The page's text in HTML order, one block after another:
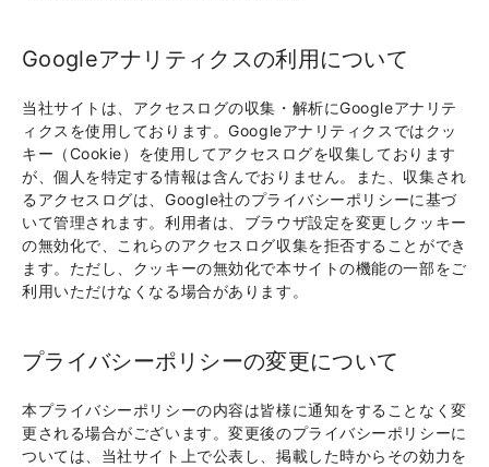
Googleアナリティクスの利用について
当社サイトは、アクセスログの収集・解析にGoogleアナリテ
ィクスを使用しております。Googleアナリティクスではクッ
キー（Cookie）を使用してアクセスログを収集しております
が、個人を特定する情報は含んでおりません。また、収集され
るアクセスログは、Google社のプライバシーポリシーに基づ
いて管理されます。利用者は、ブラウザ設定を変更しクッキー
の無効化で、これらのアクセスログ収集を拒否することができ
ます。ただし、クッキーの無効化で本サイトの機能の一部をご
利用いただけなくなる場合があります。
プライバシーポリシーの変更について
本プライバシーポリシーの内容は皆様に通知をすることなく変
更される場合がございます。変更後のプライバシーポリシーに
ついては、当社サイト上で公表し、掲載した時からその効力を